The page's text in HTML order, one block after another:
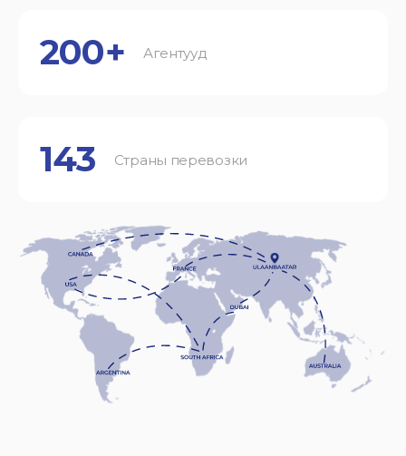
200+ Агентууд
143 Страны перевозки